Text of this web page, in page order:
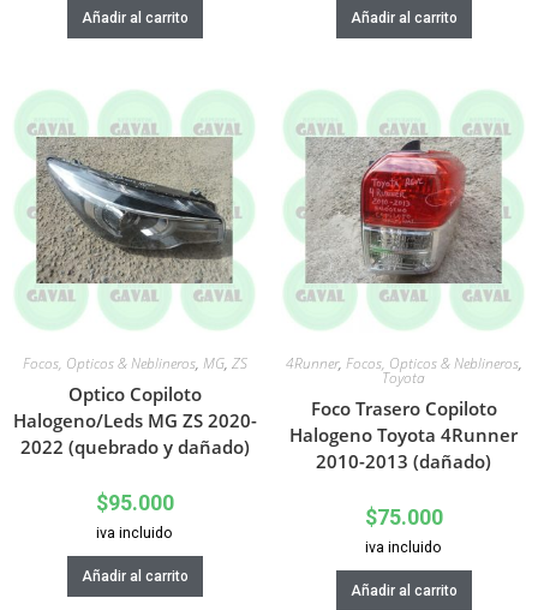
Añadir al carrito Añadir al carrito
Focos, Opticos & Neblineros, MG, ZS
Optico Copiloto
Halogeno/Leds MG ZS 2020-
2022 (quebrado y dañado)
$95.000
iva incluido
Añadir al carrito
4Runner, Focos, Opticos & Neblineros,
Toyota
Foco Trasero Copiloto
Halogeno Toyota 4Runner
2010-2013 (dañado)
$75.000
iva incluido
Añadir al carrito